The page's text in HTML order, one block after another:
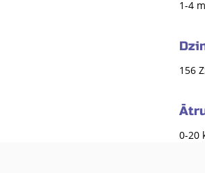
1-4
156
0-20